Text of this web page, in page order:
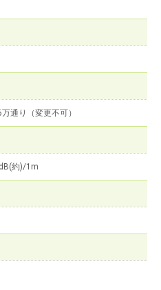
通り（変更不可）
約)/1m